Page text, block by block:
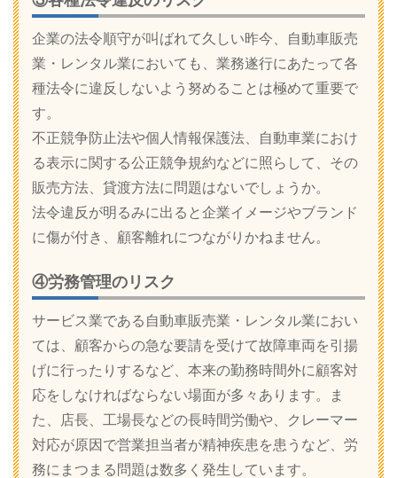
企業の法令順守が叫ばれて久しい昨今、自動車販売
業・レンタル業においても、業務遂行にあたって各
種法令に違反しないよう努めることは極めて重要で
す。
不正競争防止法や個人情報保護法、自動車業におけ
る表示に関する公正競争規約などに照らして、その
販売方法、貸渡方法に問題はないでしょうか。
法令違反が明るみに出ると企業イメージやブランド
に傷が付き、顧客離れにつながりかねません。
④労務管理のリスク
サービス業である自動車販売業・レンタル業におい
ては、顧客からの急な要請を受けて故障車両を引揚
げに行ったりするなど、本来の勤務時間外に顧客対
応をしなければならない場面が多々あります。ま
た、店長、工場長などの長時間労働や、クレーマー
対応が原因で営業担当者が精神疾患を患うなど、労
務にまつまる問題は数多く発生しています。